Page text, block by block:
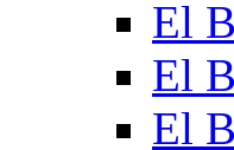
El
El
El